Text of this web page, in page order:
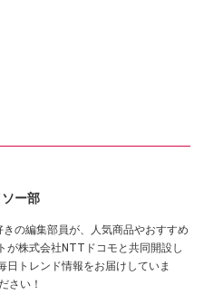
ー部
きの編集部員が、人気商品やおすすめ
が株式会社NTTドコモと共同開設し
日トレンド情報をお届けしていま
さい！